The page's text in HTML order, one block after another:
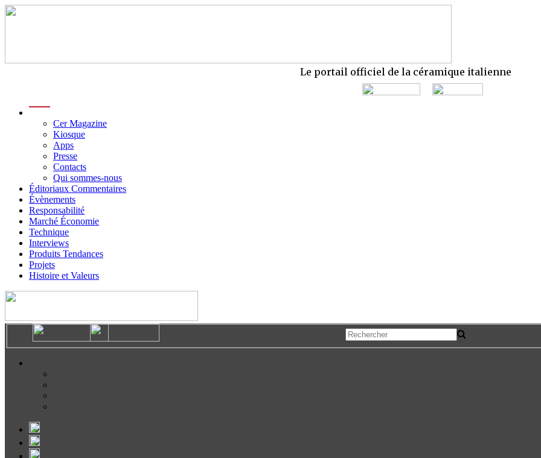
Le portail officiel de la céramique italienne
Cer Magazine
Kiosque
Apps
Presse
Contacts
Qui sommes-nous
Éditoriaux Commentaires
Évènements
Responsabilité
Marché Économie
Technique
Interviews
Produits Tendances
Projets
Histoire et Valeurs